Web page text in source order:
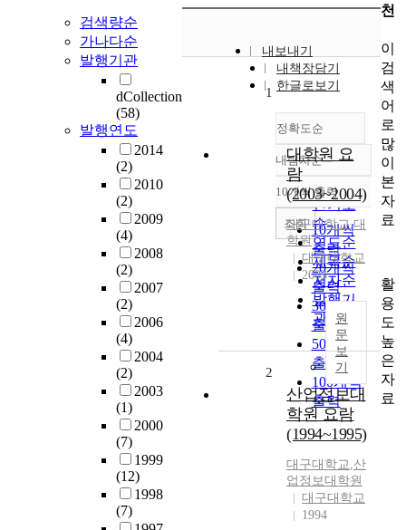
검색량순
가나다순
발행기관
dCollection
(58)
발행연도
2014
(2)
2010
(2)
2009
(4)
2008
(2)
2007
(2)
2006
(4)
2004
(2)
2003
(1)
2000
(7)
1999
(12)
1998
(7)
내보내기
내책장담기
한글로보기
정확도순
정확도
순
인기도
순
연도순
제목순
저자순
발행기
관순
내림차순
내림차순
10개씩 출력
10개씩
출력
20개씩
출력
30개씩
출력
50개씩
출력
100개씩
출력
조회
1
대학원 요
람
(2003~2004)
대구대학교,대
학원
대구대학교
2003
원
문
보
기
2
산업정보대
학원 요람
(1994~1995)
대구대학교,산
업정보대학원
대구대학교
1994
천
이
검
색
어
로
많
이
본
자
료
활
용
도
높
은
자
료